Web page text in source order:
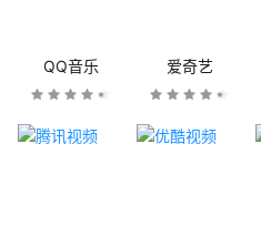
QQ音乐 爱奇艺